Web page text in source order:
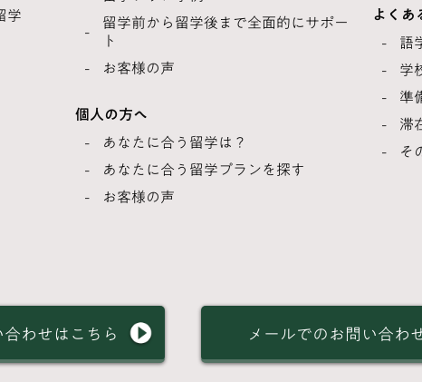
学
留学前から留学後まで全面的にサポー
ト
お客様の声
個人の方へ
あなたに合う留学は？
あなたに合う留学プランを探す
お客様の声
よくあ
語
学
準
滞
そ
わせはこちら メールでのお問い合わ